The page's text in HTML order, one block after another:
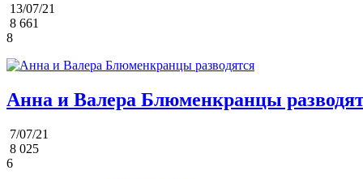
13/07/21
8 661
8
Анна и Валера Блюменкранцы
7/07/21
8 025
6